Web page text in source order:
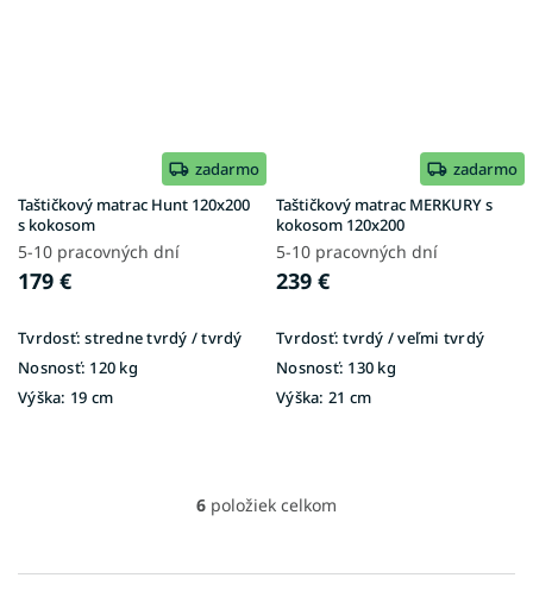
zadarmo
Taštičkový matrac Hunt 120x200
s kokosom
5-10 pracovných dní
179 €
Tvrdosť: stredne tvrdý / tvrdý
Nosnosť: 120 kg
Výška: 19 cm
zadarmo
Taštičkový matrac MERKURY s
kokosom 120x200
5-10 pracovných dní
239 €
Tvrdosť: tvrdý / veľmi tvrdý
Nosnosť: 130 kg
Výška: 21 cm
O
á
6 položiek celkom